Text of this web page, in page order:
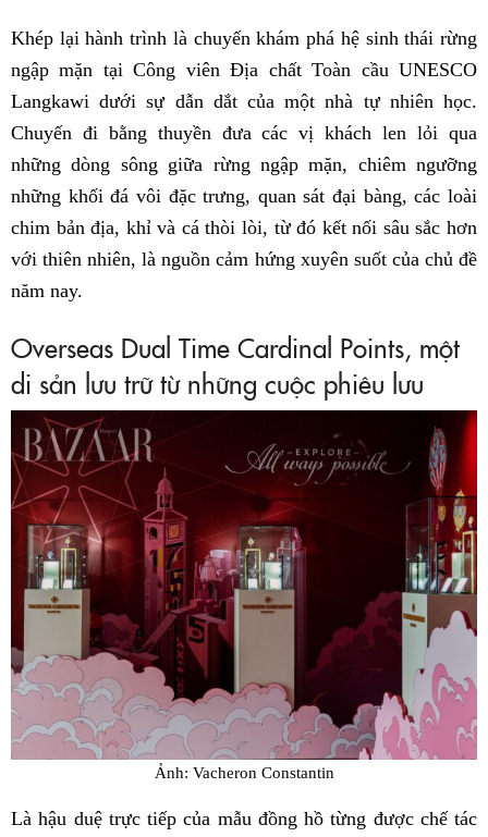
Khép lại hành trình là chuyến khám phá hệ sinh thái rừng
ngập mặn tại Công viên Địa chất Toàn cầu UNESCO
Langkawi dưới sự dẫn dắt của một nhà tự nhiên học.
Chuyến đi bằng thuyền đưa các vị khách len lỏi qua
những dòng sông giữa rừng ngập mặn, chiêm ngưỡng
những khối đá vôi đặc trưng, quan sát đại bàng, các loài
chim bản địa, khỉ và cá thòi lòi, từ đó kết nối sâu sắc hơn
với thiên nhiên, là nguồn cảm hứng xuyên suốt của chủ đề
năm nay.
Overseas Dual Time Cardinal Points, một
di sản lưu trữ từ những cuộc phiêu lưu
Ảnh: Vacheron Constantin
Là hậu duệ trực tiếp của mẫu đồng hồ từng được chế tác